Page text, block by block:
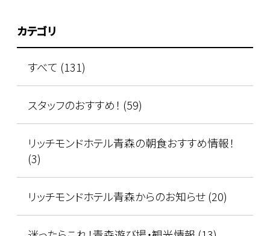
カテゴリ
すべて (131)
スタッフのおすすめ！ (59)
リッチモンドホテル青森の朝食おすすめ情報！
(3)
リッチモンドホテル青森からのお知らせ (20)